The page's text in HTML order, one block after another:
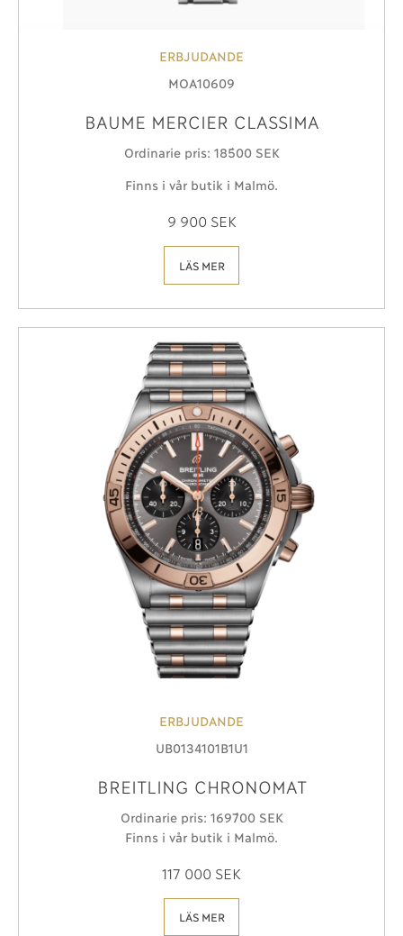
ERBJUDANDE
MOA10609
BAUME MERCIER CLASSIMA
Ordinarie pris: 18´500 SEK
Finns i vår butik i Malmö.
9 900 SEK
LÄS MER
ERBJUDANDE
UB0134101B1U1
BREITLING CHRONOMAT
Ordinarie pris: 169´700 SEK
Finns i vår butik i Malmö.
117 000 SEK
LÄS MER